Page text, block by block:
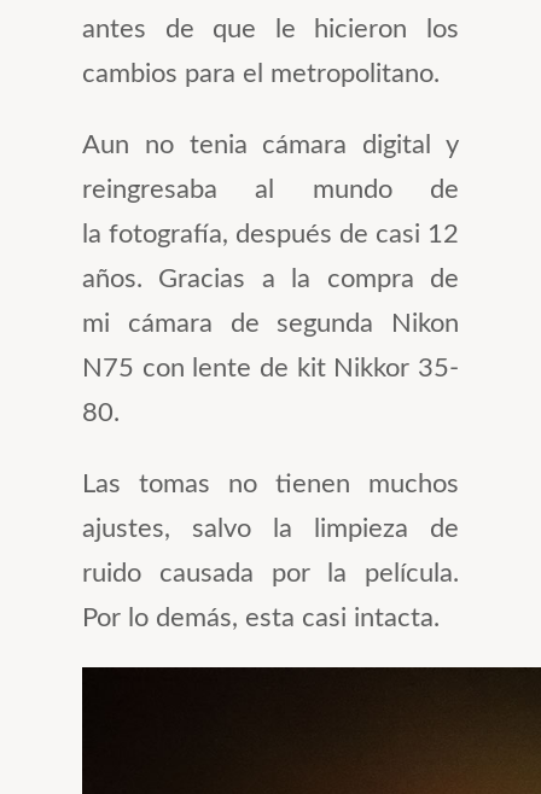
antes de que le hicieron los
cambios para el metropolitano.
Aun no tenia cámara digital y
reingresaba al mundo de
la fotografía, después de casi 12
años. Gracias a la compra de
mi cámara de segunda Nikon
N75 con lente de kit Nikkor 35-
80.
Las tomas no tienen muchos
ajustes, salvo la limpieza de
ruido causada por la película.
Por lo demás, esta casi intacta.